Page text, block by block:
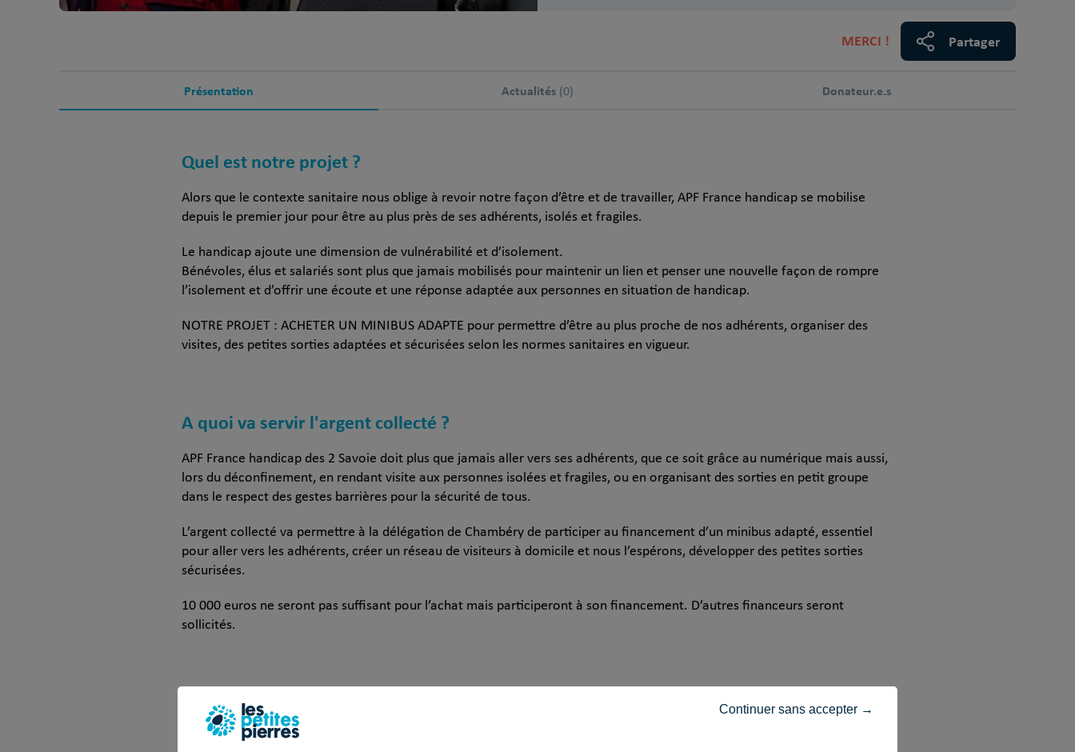
MERCI ! Partager
Présentation Actualités (0) Donateur.e.s
Quel est notre projet ?
Alors que le contexte sanitaire nous oblige à revoir notre façon d’être et de travailler, APF France handicap se mobilise
depuis le premier jour pour être au plus près de ses adhérents, isolés et fragiles.
Le handicap ajoute une dimension de vulnérabilité et d’isolement.
Bénévoles, élus et salariés sont plus que jamais mobilisés pour maintenir un lien et penser une nouvelle façon de rompre
l’isolement et d’offrir une écoute et une réponse adaptée aux personnes en situation de handicap.
NOTRE PROJET : ACHETER UN MINIBUS ADAPTE pour permettre d’être au plus proche de nos adhérents, organiser des
visites, des petites sorties adaptées et sécurisées selon les normes sanitaires en vigueur.
A quoi va servir l'argent collecté ?
APF France handicap des 2 Savoie doit plus que jamais aller vers ses adhérents, que ce soit grâce au numérique mais aussi,
lors du déconfinement, en rendant visite aux personnes isolées et fragiles, ou en organisant des sorties en petit groupe
dans le respect des gestes barrières pour la sécurité de tous.
L’argent collecté va permettre à la délégation de Chambéry de participer au financement d’un minibus adapté, essentiel
pour aller vers les adhérents, créer un réseau de visiteurs à domicile et nous l’espérons, développer des petites sorties
sécurisées.
10 000 euros ne seront pas suffisant pour l’achat mais participeront à son financement. D’autres financeurs seront
sollicités.
Quel impact pour ce projet ?
Un minibus adapté multi fonction
Continuer sans accepter →